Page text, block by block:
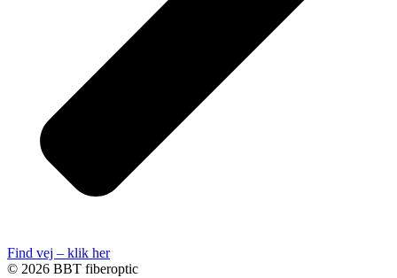
Find vej – klik her
© 2026 BBT fiberoptic